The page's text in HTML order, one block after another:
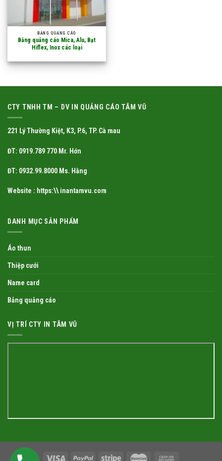
BẢNG QUẢNG CÁO
Bảng quảng cáo Mica, Alu, Bạt
Hiflex, Inox các loại
CTY TNHH TM – DV IN QUẢNG CÁO TÂM VŨ
221 Lý Thường Kiệt, K3, P.6, TP. Cà mau
ĐT: 0919.789 770 Mr. Hớn
ĐT: 0932.99.8000 Ms. Hằng
Website : https:\\ inantamvu.com
DANH MỤC SẢN PHẨM
Áo thun
Thiệp cưới
Name card
Bảng quảng cáo
VỊ TRÍ CTY IN TÂM VŨ